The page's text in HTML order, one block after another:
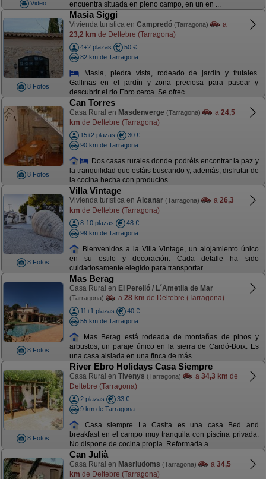
Video encuentra situada en pleno campo, en un en ...
8 Fotos
Masia Siggi
Vivienda turística en Campredó (Tarragona)
a
23,2 km de Deltebre (Tarragona)
4+2 plazas
50 €
82 km de Tarragona
Masia, piedra vista, rodeado de jardín y frutales.
Gallinas en el jardín y zona preciosa para pasear y
descubrir el rio Ebro cerca. Se ofrec ...
8 Fotos
Can Torres
Casa Rural en Masdenverge (Tarragona) a 24,5
km de Deltebre (Tarragona)
15+2 plazas
30 €
90 km de Tarragona
Dos casas rurales donde podréis encontrar la paz y
la tranquilidad que estáis buscando y, además, disfrutar de
la cocina hecha con productos ...
8 Fotos
Villa Vintage
Vivienda turística en Alcanar (Tarragona) a 26,3
km de Deltebre (Tarragona)
8-10 plazas
48 €
99 km de Tarragona
Bienvenidos a la Villa Vintage, un alojamiento único
en su estilo y decoración. Cada detalle ha sido
cuidadosamente elegido para transportar ...
8 Fotos
Mas Berag
Casa Rural en El Perelló / L´Ametlla de Mar
(Tarragona) a 28 km de Deltebre (Tarragona)
11+1 plazas
40 €
55 km de Tarragona
Mas Berag está rodeada de montañas de pinos y
arbustos, un paraje único en la sierra de Cardó-Boix. Es
una casa aislada en una finca de más ...
8 Fotos
River Ebro Holidays Casa Siempre
Casa Rural en Tivenys (Tarragona) a 34,3 km de
Deltebre (Tarragona)
2 plazas
33 €
9 km de Tarragona
Casa siempre La Casita es una casa Bed and
breakfast en el campo muy tranquila con piscina privada.
No dispone de cocina propia. Reformada a ...
Can Julià
Casa Rural en Masriudoms (Tarragona) a 34,5
km de Deltebre (Tarragona)